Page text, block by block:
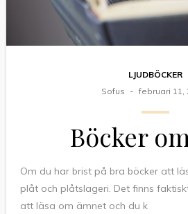
LJUDBÖCKER
Sofus
februari 11,
Böcker
Om du har brist på bra böcker att
plåt och plåtslageri. Det finns
att läsa om ämnet och du k